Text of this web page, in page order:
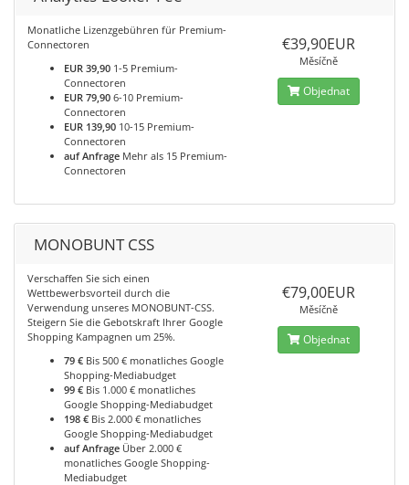
Monatliche Lizenzgebühren für Premium-
Connectoren
EUR 39,90 1-5 Premium-
Connectoren
EUR 79,90 6-10 Premium-
Connectoren
EUR 139,90 10-15 Premium-
Connectoren
auf Anfrage Mehr als 15 Premium-
Connectoren
€39,90EUR
Měsíčně
Objednat
MONOBUNT CSS
Verschaffen Sie sich einen
Wettbewerbsvorteil durch die
Verwendung unseres MONOBUNT-CSS.
Steigern Sie die Gebotskraft Ihrer Google
Shopping Kampagnen um 25%.
79 € Bis 500 € monatliches Google
Shopping-Mediabudget
99 € Bis 1.000 € monatliches
Google Shopping-Mediabudget
198 € Bis 2.000 € monatliches
Google Shopping-Mediabudget
auf Anfrage Über 2.000 €
monatliches Google Shopping-
Mediabudget
€79,00EUR
Měsíčně
Objednat